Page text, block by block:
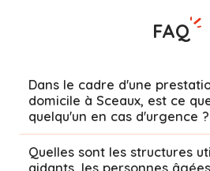
FAQ
Dans le cadre d'une
domicile à Sceaux, est ce
quelqu'un en cas d'urgence ?
Quelles sont les structures